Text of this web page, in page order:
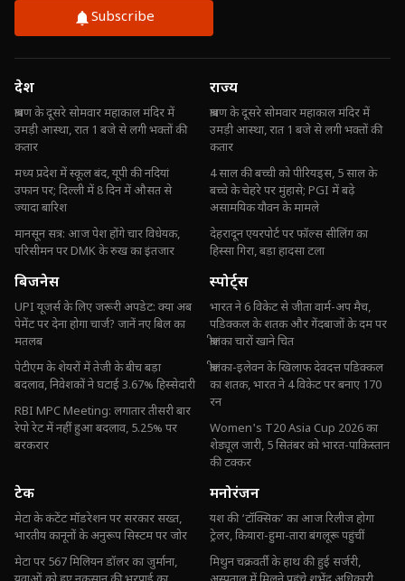
Subscribe
देश
श्रावण के दूसरे सोमवार महाकाल मंदिर में
उमड़ी आस्था, रात 1 बजे से लगी भक्तों की
कतार
मध्य प्रदेश में स्कूल बंद, यूपी की नदियां
उफान पर; दिल्ली में 8 दिन में औसत से
ज्यादा बारिश
मानसून सत्र: आज पेश होंगे चार विधेयक,
परिसीमन पर DMK के रुख का इंतजार
राज्य
श्रावण के दूसरे सोमवार महाकाल मंदिर में
उमड़ी आस्था, रात 1 बजे से लगी भक्तों की
कतार
4 साल की बच्ची को पीरियड्स, 5 साल के
बच्चे के चेहरे पर मुंहासे; PGI में बढ़े
असामयिक यौवन के मामले
देहरादून एयरपोर्ट पर फॉल्स सीलिंग का
हिस्सा गिरा, बड़ा हादसा टला
बिजनेस
UPI यूजर्स के लिए जरूरी अपडेट: क्या अब
पेमेंट पर देना होगा चार्ज? जानें नए बिल का
मतलब
पेटीएम के शेयरों में तेजी के बीच बड़ा
बदलाव, निवेशकों ने घटाई 3.67% हिस्सेदारी
RBI MPC Meeting: लगातार तीसरी बार
रेपो रेट में नहीं हुआ बदलाव, 5.25% पर
बरकरार
स्पोर्ट्स
भारत ने 6 विकेट से जीता वार्म-अप मैच,
पडिक्कल के शतक और गेंदबाजों के दम पर
श्रीलंका चारों खाने चित
श्रीलंका-इलेवन के खिलाफ देवदत्त पडिक्कल
का शतक, भारत ने 4 विकेट पर बनाए 170
रन
Women's T20 Asia Cup 2026 का
शेड्यूल जारी, 5 सितंबर को भारत-पाकिस्तान
की टक्कर
टेक
मेटा के कंटेंट मॉडरेशन पर सरकार सख्त,
भारतीय कानूनों के अनुरूप सिस्टम पर जोर
मेटा पर 567 मिलियन डॉलर का जुर्माना,
मनोरंजन
यश की ‘टॉक्सिक’ का आज रिलीज होगा
ट्रेलर, कियारा-हुमा-तारा बंगलूरू पहुंचीं
मिथुन चक्रवर्ती के हाथ की हुई सर्जरी,